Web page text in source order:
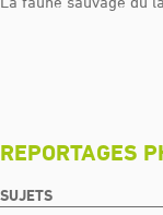
REPORTAGES
SUJETS